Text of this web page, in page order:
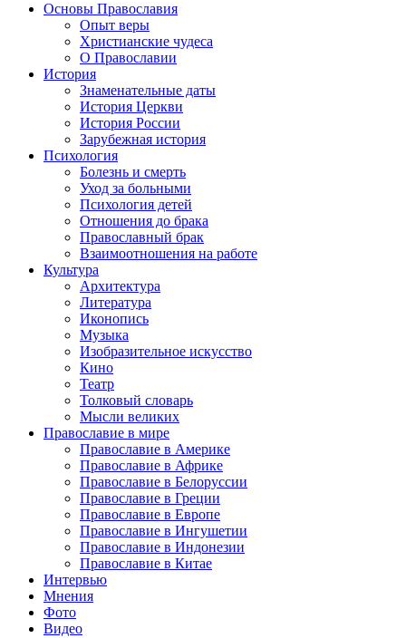
Основы Православия
Опыт веры
Христианские чудеса
О Православии
История
Знаменательные даты
История Церкви
История России
Зарубежная история
Психология
Болезнь и смерть
Уход за больными
Психология детей
Отношения до брака
Православный брак
Взаимоотношения на работе
Культура
Архитектура
Литература
Иконопись
Музыка
Изобразительное искусство
Кино
Театр
Толковый словарь
Мысли великих
Православие в мире
Православие в Америке
Православие в Африке
Православие в Белоруссии
Православие в Греции
Православие в Европе
Православие в Ингушетии
Православие в Индонезии
Православие в Китае
Интервью
Мнения
Фото
Видео